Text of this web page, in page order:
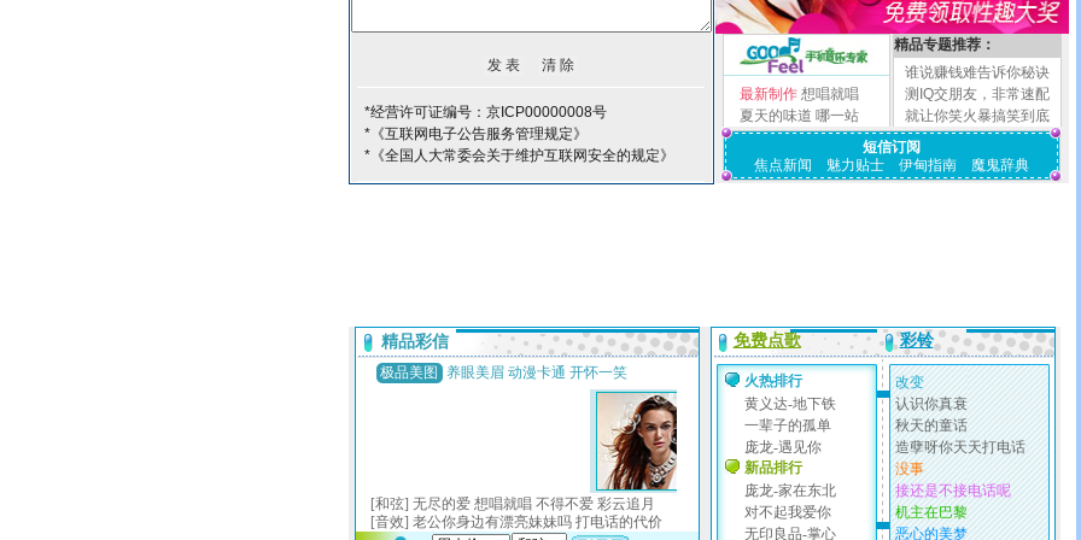
*经营许可证编号：京ICP00000008号
*《互联网电子公告服务管理规定》
*《全国人大常委会关于维护互联网安全的规定》
最新制作 想唱就唱
夏天的味道 哪一站
精品专题推荐：
谁说赚钱难告诉你秘诀
测IQ交朋友，非常速配
就让你笑火暴搞笑到底
短信订阅
焦点新闻
魅力贴士 伊甸指南 魔鬼辞典